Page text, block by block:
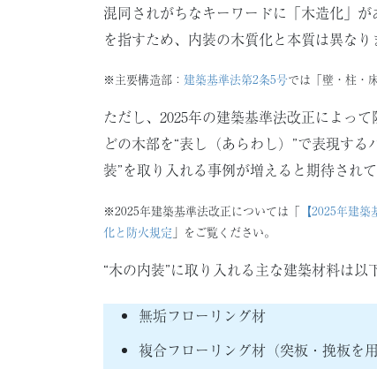
混同されがちなキーワードに「木造化」
を指すため、内装の木質化と本質は異なり
※主要構造部： 建築基準法第2条5号では「壁・柱・
ただし、2025年の建築基準法改正によっ
どの木部を“表し（あらわし）”で表現す
装”を取り入れる事例が増えると期待されて
※2025年建築基準法改正については「 【2025年建
化と防火規定 」をご覧ください。
“木の内装”に取り入れる主な建築材料は以
無垢フローリング材
複合フローリング材（突板・挽板を用